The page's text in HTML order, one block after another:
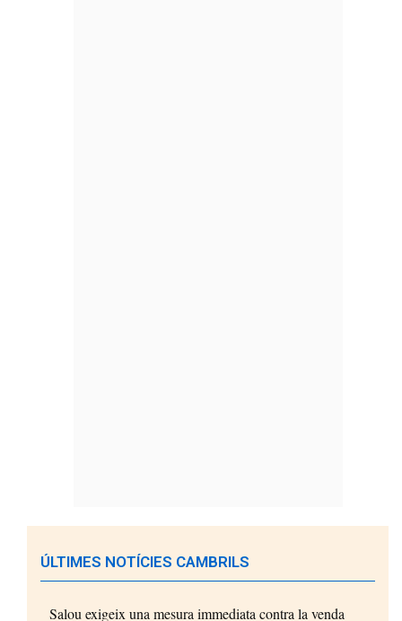
ÚLTIMES NOTÍCIES CAMBRILS
Salou exigeix una mesura immediata contra la venda